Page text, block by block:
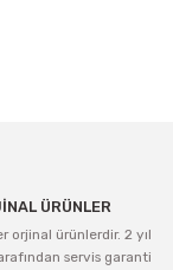
ÜRÜNLER
orjinal ürünlerdir. 2 yıl
servis garanti